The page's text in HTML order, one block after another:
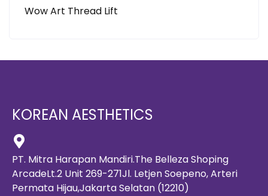
Wow Art Thread Lift
KOREAN AESTHETICS
PT. Mitra Harapan Mandiri.The Belleza Shoping
ArcadeLt.2 Unit 269-271Jl. Letjen Soepeno, Arteri
Permata Hijau,Jakarta Selatan (12210)